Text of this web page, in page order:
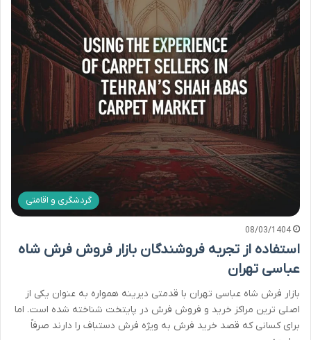
گردشگری و اقامتی
08/03/1404
استفاده از تجربه فروشندگان بازار فروش فرش شاه
عباسی تهران
بازار فرش شاه عباسی تهران با قدمتی دیرینه همواره به عنوان یکی از
اصلی ترین مراکز خرید و فروش فرش در پایتخت شناخته شده است. اما
برای کسانی که قصد خرید فرش به ویژه فرش دستباف را دارند صرفاً